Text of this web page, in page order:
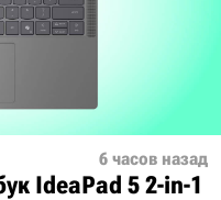
6 часов назад
IdeaPad 5 2-in-1